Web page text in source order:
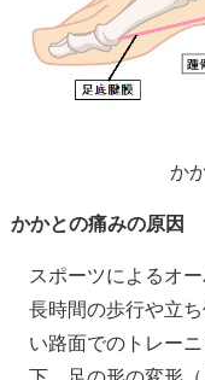
か
かかとの痛みの原因
スポーツによるオ
長時間の歩行や立
い路面でのトレー